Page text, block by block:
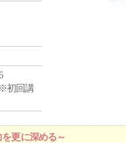
初回講
更に深める～